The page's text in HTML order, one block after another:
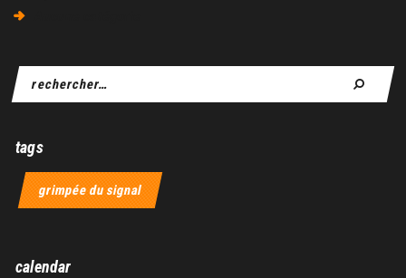
tags
grimpée du signal
calendar